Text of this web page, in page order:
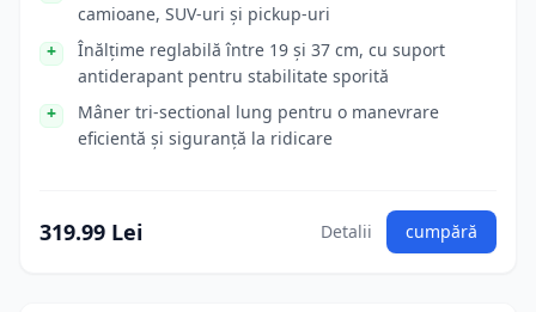
camioane, SUV-uri și pickup-uri
Înălțime reglabilă între 19 și 37 cm, cu suport
antiderapant pentru stabilitate sporită
Mâner tri-sectional lung pentru o manevrare
eficientă și siguranță la ridicare
319.99 Lei Detalii cumpără